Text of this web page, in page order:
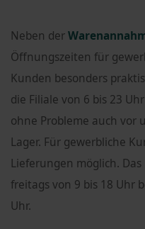
Neben der
Öffnungszeiten für
Kunden besonders
die Filiale von 6 bis 23
ohne Probleme auch vor
Lager. Für gewerbliche
Lieferungen möglich.
freitags von 9 bis 18 Uhr
Uhr.